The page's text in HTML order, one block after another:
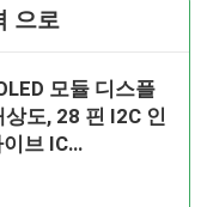
으로
모듈 디스플
도, 28 핀 I2C 인
브 IC